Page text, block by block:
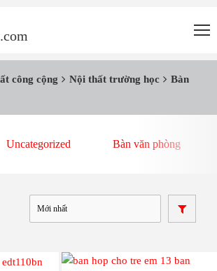
công cộng Nội thất trường học
Bàn
Uncategorized Bàn văn phòng